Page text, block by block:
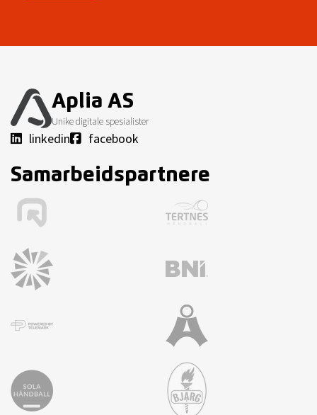
Aplia AS
Unike digitale spesialister
linkedin facebook
Samarbeidspartnere